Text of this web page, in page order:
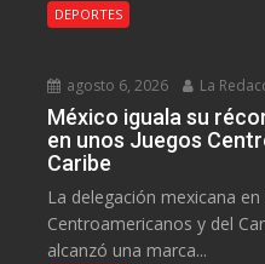
DEPORTES
agosto 6, 2026 La
México iguala su
en unos Juegos
Caribe
La delegación mexicana en
Centroamericanos y del
alcanzó una marca...